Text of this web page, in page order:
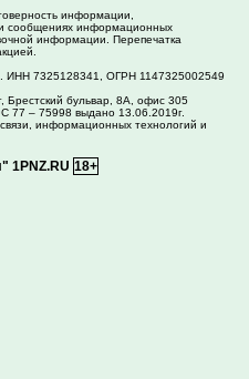
информации,
сообщениях информационных
информации. Перепечатка
7325128341, ОГРН 1147325002549
Брестский бульвар, 8А, офис 305
77 – 75998 выдано 13.06.2019г.
информационных технологий и
1PNZ.RU 18+